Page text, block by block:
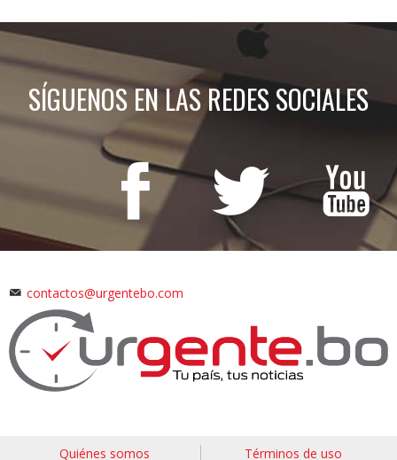
SÍGUENOS EN LAS REDES SOCIALES
contactos@urgentebo.com
Quiénes somos Términos de uso